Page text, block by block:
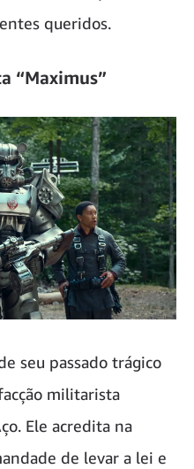
queridos.
“Maximus”
seu passado trágico
militarista
Ele acredita na
de levar a lei e